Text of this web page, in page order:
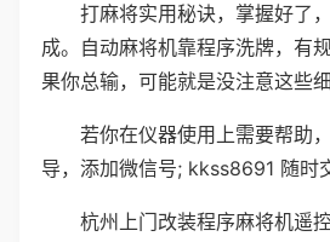
打麻将实用秘诀，掌握好了
成。自动麻将机靠程序洗牌，有
果你总输，可能就是没注意这些细
若你在仪器使用上需要帮助
导，添加微信号; kkss8691 随时
杭州上门改装程序麻将机遥